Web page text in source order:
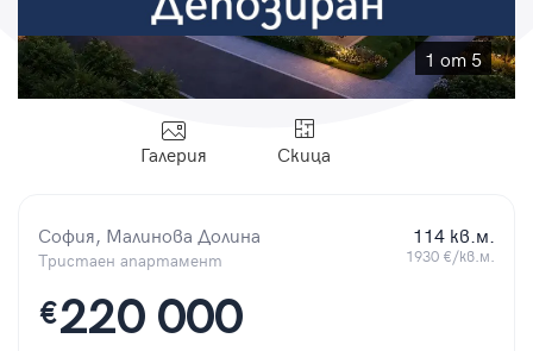
1 от 5
Галерия Скица
София, Малинова Долина
Тристаен апартамент
114 кв.м.
1930 €/кв.м.
€220 000
Вход с имейл
Забравена парола